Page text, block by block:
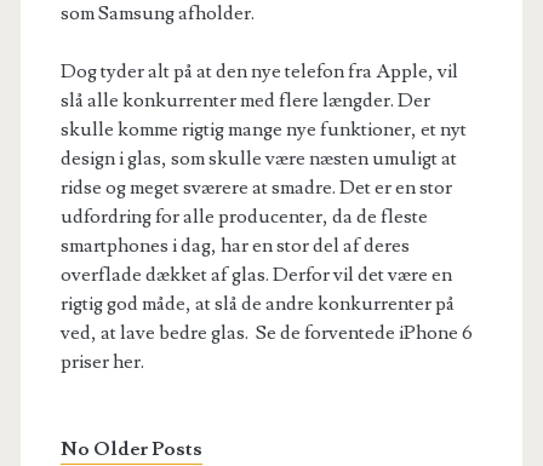
som Samsung afholder.
Dog tyder alt på at den nye telefon fra Apple, vil
slå alle konkurrenter med flere længder. Der
skulle komme rigtig mange nye funktioner, et nyt
design i glas, som skulle være næsten umuligt at
ridse og meget sværere at smadre. Det er en stor
udfordring for alle producenter, da de fleste
smartphones i dag, har en stor del af deres
overflade dækket af glas. Derfor vil det være en
rigtig god måde, at slå de andre konkurrenter på
ved, at lave bedre glas. Se de forventede iPhone 6
priser her.
No Older Posts